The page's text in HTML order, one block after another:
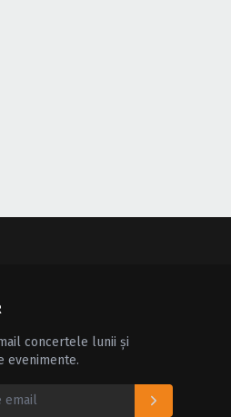
concertele lunii și
evenimente.